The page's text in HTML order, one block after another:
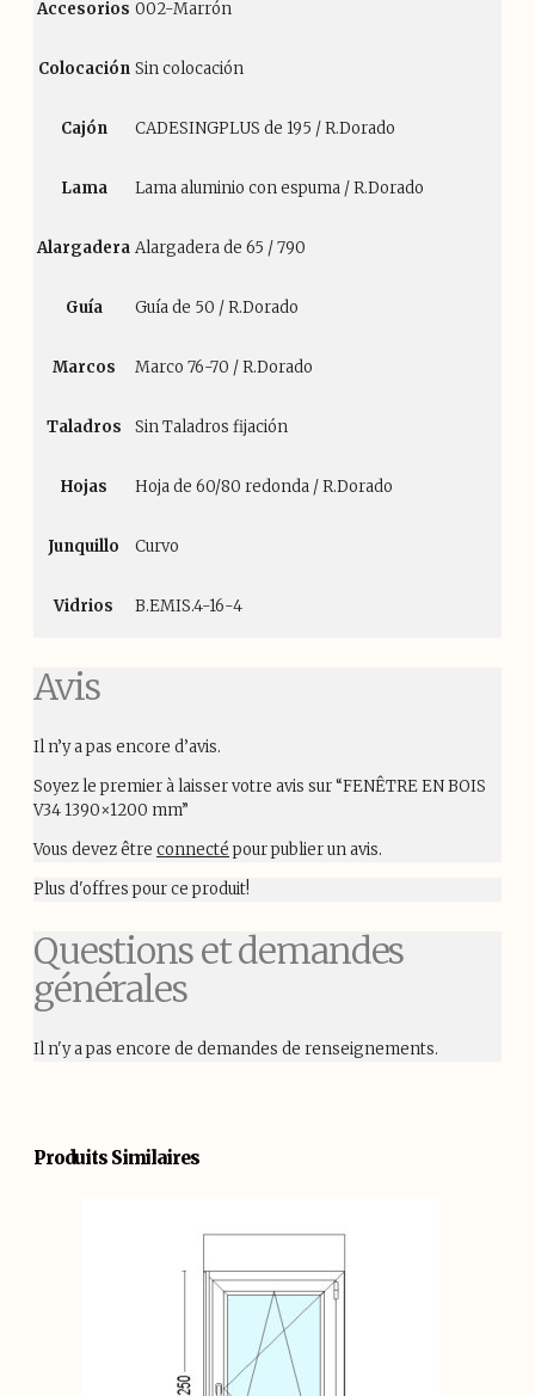
Accesorios 002-Marrón
Colocación Sin colocación
Cajón CADESINGPLUS de 195 / R.Dorado
Lama Lama aluminio con espuma / R.Dorado
Alargadera Alargadera de 65 / 790
Guía Guía de 50 / R.Dorado
Marcos Marco 76-70 / R.Dorado
Taladros Sin Taladros fijación
Hojas Hoja de 60/80 redonda / R.Dorado
Junquillo Curvo
Vidrios B.EMIS.4-16-4
Avis
Il n’y a pas encore d’avis.
Soyez le premier à laisser votre avis sur “FENÊTRE EN BOIS
V34 1390×1200 mm”
Vous devez être connectépour publier un avis.
Plus d'offres pour ce produit!
Questions et demandes
générales
Il n'y a pas encore de demandes de renseignements.
Produits Similaires